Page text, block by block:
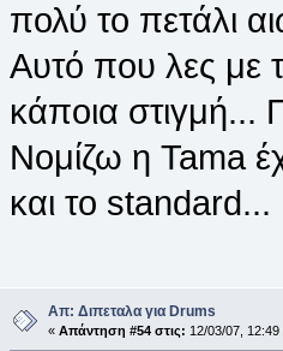
πολύ το πετάλι
Αυτό που λες με
κάποια στιγμή...
Νομίζω η Tama
και το standard...
Απ: Διπεταλα για Drums
« Απάντηση #54 στις: 12/03/07, 12:49